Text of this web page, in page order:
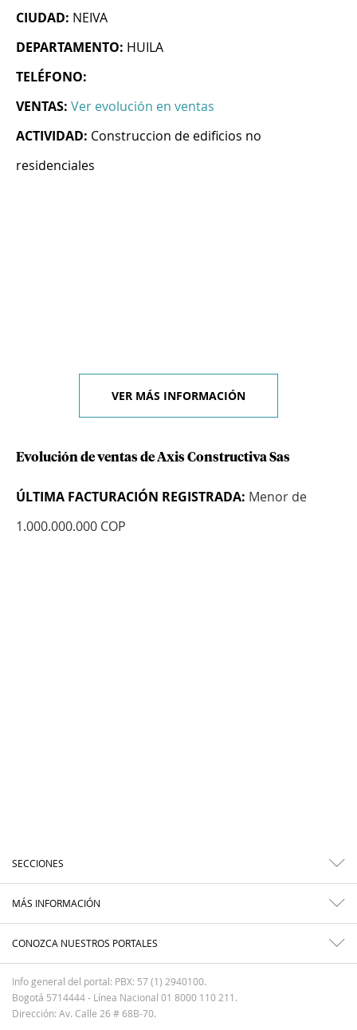
CIUDAD: NEIVA
DEPARTAMENTO: HUILA
TELÉFONO:
VENTAS: Ver evolución en ventas
ACTIVIDAD: Construccion de edificios no
residenciales
VER MÁS INFORMACIÓN
Evolución de ventas de Axis Constructiva Sas
ÚLTIMA FACTURACIÓN REGISTRADA: Menor de
1.000.000.000 COP
SECCIONES
MÁS INFORMACIÓN
CONOZCA NUESTROS PORTALES
Info general del portal: PBX: 57 (1) 2940100.
Bogotá 5714444 - Línea Nacional 01 8000 110 211.
Dirección: Av. Calle 26 # 68B-70.